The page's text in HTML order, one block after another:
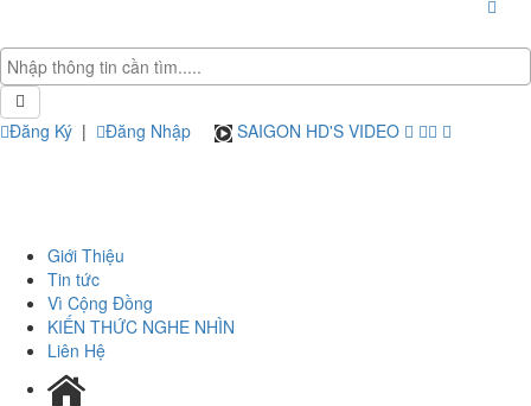
Đăng Ký | Đăng Nhập SAIGON HD'S VIDEO
Giới Thiệu
Tin tức
Vì Cộng Đồng
KIẾN THỨC NGHE NHÌN
Liên Hệ